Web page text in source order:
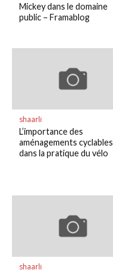
Mickey dans le domaine
public – Framablog
shaarli
L’importance des
aménagements cyclables
dans la pratique du vélo
shaarli